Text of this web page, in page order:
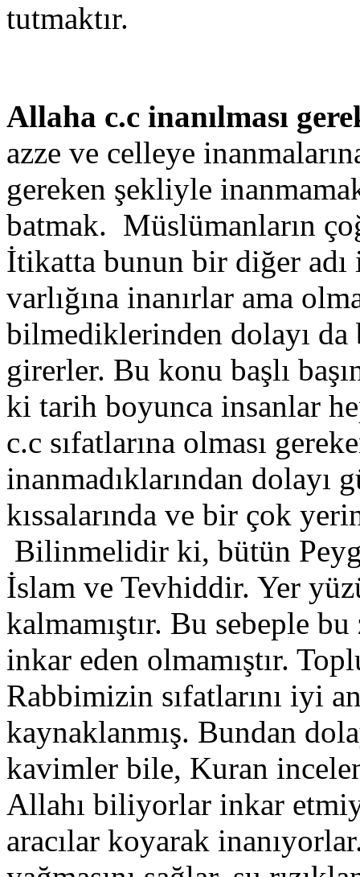
tutmaktır.
Allaha c.c inanılması
azze ve celleye
gereken şekliyle
batmak. Müslümanların
İtikatta bunun bir diğer
varlığına inanırlar ama
bilmediklerinden dolayı
girerler. Bu konu başlı
ki tarih boyunca insanlar
c.c sıfatlarına olması
inanmadıklarından dolayı
kıssalarında ve bir çok
Bilinmelidir ki, bütün
İslam ve Tevhiddir. Yer
kalmamıştır. Bu sebeple
inkar eden olmamıştır.
Rabbimizin sıfatlarını iyi
kaynaklanmış. Bundan
kavimler bile, Kuran
Allahı biliyorlar inkar
aracılar koyarak